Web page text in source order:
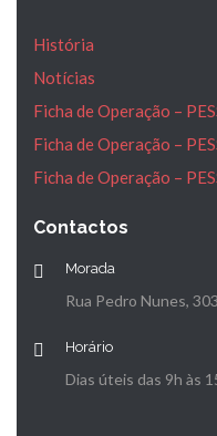
História
Notícias
Ficha de Operação –
Ficha de Operação –
Ficha de Operação –
Contactos
Morada
Rua Pedro Nunes,
Horário
Dias úteis das 9h às